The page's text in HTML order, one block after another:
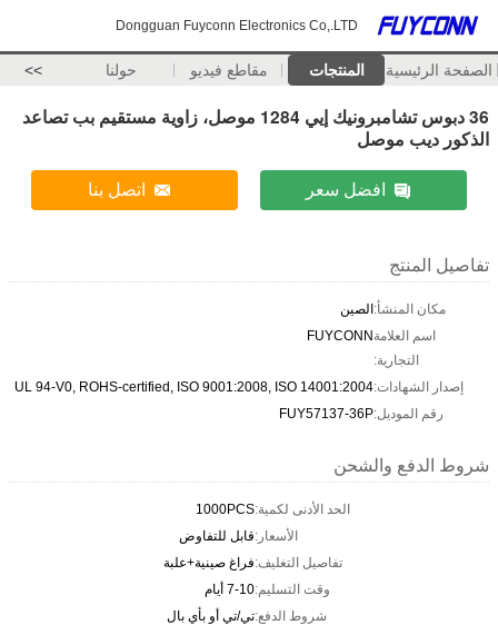
Dongguan Fuyconn Electronics Co,.LTD
الصفحة الرئيسية المنتجات مقاطع فيديو حولنا >>
36 دبوس تشامبرونيك إيي 1284 موصل، زاوية مستقيم بب تصاعد
الذكور ديب موصل
افضل سعر اتصل بنا
تفاصيل المنتج
مكان المنشأ:الصين
اسم العلامة
التجارية:
FUYCONN
إصدار الشهادات:UL 94-V0, ROHS-certified, ISO 9001:2008, ISO 14001:2004
رقم الموديل:FUY57137-36P
شروط الدفع والشحن
الحد الأدنى لكمية:1000PCS
الأسعار:قابل للتفاوض
تفاصيل التغليف:فراغ صينية+علبة
وقت التسليم:7-10 أيام
شروط الدفع:تي/تي أو بأي بال